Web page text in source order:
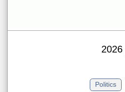
Politics